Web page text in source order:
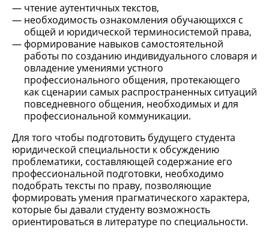
чтение аутентичных текстов,
необходимость ознакомления обучающихся с
общей и юридической терминосистемой права,
формирование навыков самостоятельной
работы по созданию индивидуального словаря и
овладение умениями устного
профессионального общения, протекающего
как сценарии самых распространенных ситуаций
повседневного общения, необходимых и для
профессиональной коммуникации.
Для того чтобы подготовить будущего студента
юридической специальности к обсуждению
проблематики, составляющей содержание его
профессиональной подготовки, необходимо
подобрать тексты по праву, позволяющие
формировать умения прагматического характера,
которые бы давали студенту возможность
ориентироваться в литературе по специальности.